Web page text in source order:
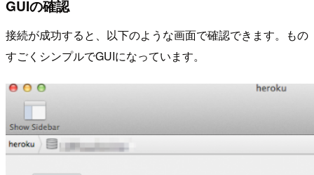
GUIの確認
接続が成功すると、以下のような画面で確認できます。もの
すごくシンプルでGUIになっています。